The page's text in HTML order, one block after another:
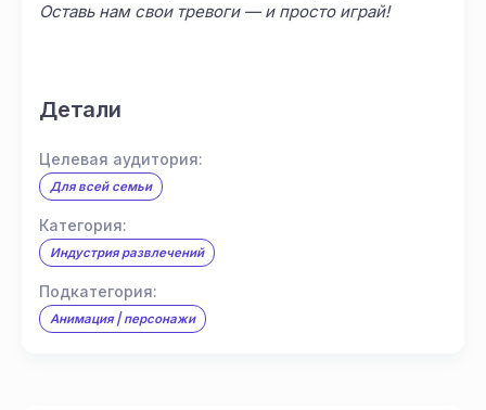
Оставь нам свои тревоги — и просто играй!
Детали
Целевая аудитория:
Для всей семьи
Категория:
Индустрия развлечений
Подкатегория:
Анимация | персонажи